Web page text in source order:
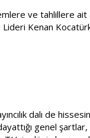
ve tahlillere
Kenan
dalı de hissesini
genel